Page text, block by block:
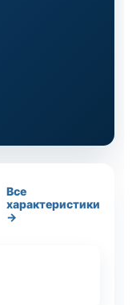
Все
характеристики
→